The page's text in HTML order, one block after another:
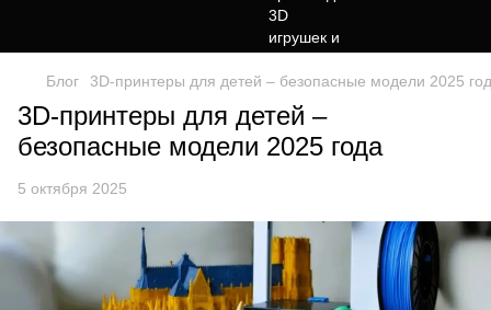
Блог 3D-принтеры для детей – безопасные модели 2025
3D-принтеры для детей –
безопасные модели 2025 года
5 октября 2025